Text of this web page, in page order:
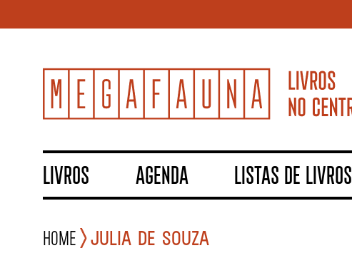
LIVROS AGENDA LISTAS DE LIVROS
Home Julia de Souza